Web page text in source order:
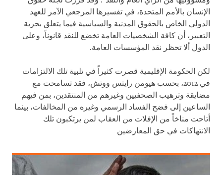
الإنسان بالأمم المتحدة، في تفسيرها المرجعي الآمر للعهد
الدولي الخاص بالحقوق المدنية والسياسية فيما يتعلق بحرية
التعبير، أن كافة الشخصيات العامة تخضع للنقد قانوناً، وعلى
الدول ألا تحظر نقد المؤسسات العامة.
لكن الحكومة الإقليمية قصرت كثيراً في تلبية تلك الالتزامات
في 2012، بحسب هيومن رايتس ووتش، فقد تسامحت مع
مضايقة وترهيب الصحفيين وغيرهم من المنتقدين، بمن فيهم
الساعين إلى فضح الفساد الرسمي وغيره من المخالفات، بينما
أتاحت مناخاً من الإفلات من العقاب لمن يرتكبون تلك
الانتهاكات في حق المعارضين